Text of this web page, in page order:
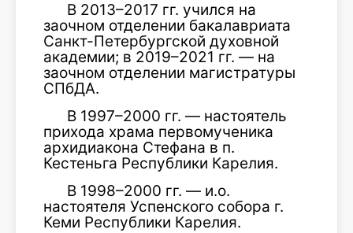
В 2013–2017 гг. учился на
заочном отделении бакалавриата
Санкт-Петербургской духовной
академии; в 2019–2021 гг. — на
заочном отделении магистратуры
СПбДА.
В 1997–2000 гг. — настоятель
прихода храма первомученика
архидиакона Стефана в п.
Кестеньга Республики Карелия.
В 1998–2000 гг. — и.о.
настоятеля Успенского собора г.
Кеми Республики Карелия.